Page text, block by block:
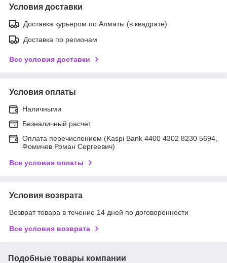
Условия доставки
Доставка курьером по Алматы (в квадрате)
Доставка по регионам
Все условия доставки
Условия оплаты
Наличными
Безналичный расчет
Оплата перечислением (Kaspi Bank 4400 4302 8230 5694,
Фомичев Роман Сергеевич)
Все условия оплаты
Условия возврата
Возврат товара в течение 14 дней по договоренности
Все условия возврата
Подобные товары компании